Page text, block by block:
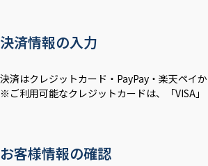
決済情報の入力
決済はクレジットカード・PayPay・楽天ペイか
※ご利用可能なクレジットカードは、「VISA
お客様情報の確認